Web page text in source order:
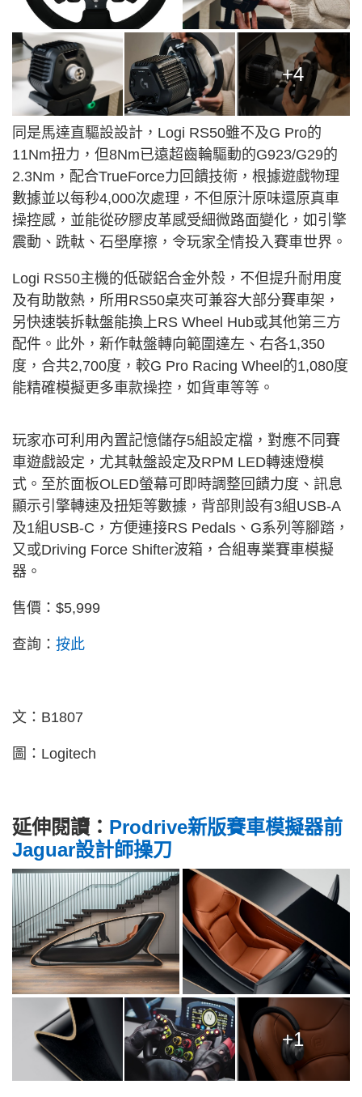
+4
同是馬達直驅設設計，Logi RS50雖不及G Pro的
11Nm扭力，但8Nm已遠超齒輪驅動的G923/G29的
2.3Nm，配合TrueForce力回饋技術，根據遊戲物理
數據並以每秒4,000次處理，不但原汁原味還原真車
操控感，並能從矽膠皮革感受細微路面變化，如引擎
震動、跣軚、石壆摩擦，令玩家全情投入賽車世界。
Logi RS50主機的低碳鋁合金外殼，不但提升耐用度
及有助散熱，所用RS50桌夾可兼容大部分賽車架，
另快速裝拆軚盤能換上RS Wheel Hub或其他第三方
配件。此外，新作軚盤轉向範圍達左、右各1,350
度，合共2,700度，較G Pro Racing Wheel的1,080度
能精確模擬更多車款操控，如貨車等等。
玩家亦可利用內置記憶儲存5組設定檔，對應不同賽
車遊戲設定，尤其軚盤設定及RPM LED轉速燈模
式。至於面板OLED螢幕可即時調整回饋力度、訊息
顯示引擎轉速及扭矩等數據，背部則設有3組USB-A
及1組USB-C，方便連接RS Pedals、G系列等腳踏，
又或Driving Force Shifter波箱，合組專業賽車模擬
器。
售價：$5,999
查詢： 按此
文：B1807
圖：Logitech
延伸閱讀： Prodrive新版賽車模擬器前
Jaguar設計師操刀
+1